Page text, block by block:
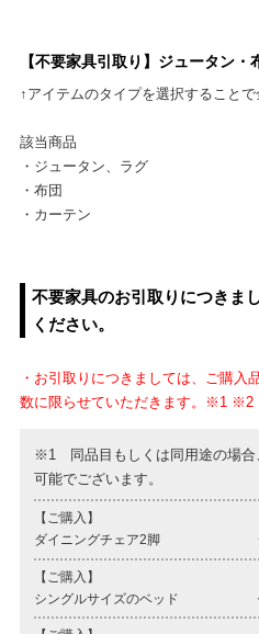
【不要家具引取り】ジュータン・
↑アイテムのタイプを選択することで
該当商品
・ジュータン、ラグ
・布団
・カーテン
不要家具のお引取りにつきま
ください。
・お引取りにつきましては、ご購入
数に限らせていただきます。※1 ※2
※1 同品目もしくは同用途の場合
可能でございます。
【ご購入】
ダイニングチェア2脚
【ご購入】
シングルサイズのベッド